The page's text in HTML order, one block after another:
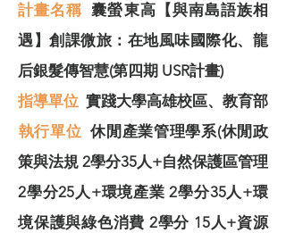
計畫名稱 囊螢東高【與南島語族相
遇】創課微旅：在地風味國際化、龍
后銀髮傳智慧(第四期 USR計畫)
指導單位 實踐大學高雄校區、教育部
​執行單位 休閒產業管理學系(休閒政
策與法規 2學分35人+自然保護區管理
2學分25人+環境產業 2學分35人+環
境保護與綠色消費 2學分 15人+資源